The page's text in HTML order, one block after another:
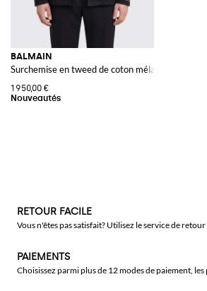
BALMAIN
Surchemise en tweed de coton mélangé avec
1 950,00 €
RETOUR FACILE
Vous n'êtes pas satisfait? Utilisez le service de
PAIEMENTS
Choisissez parmi plus de 12 modes de paiement,